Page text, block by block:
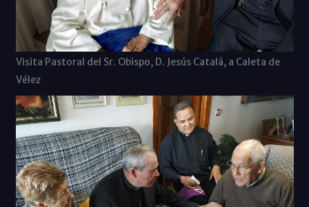
Visita Pastoral del Sr. Obispo, D. Jesús Catalá, a Caleta de
Vélez